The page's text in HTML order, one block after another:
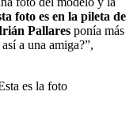
foto es en la pileta de
Pallares ponía más
a una amiga?”,
es la foto